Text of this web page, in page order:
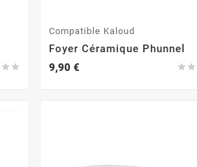
 
Compatible Kaloud
Foyer Céramique Phunnel
 
9,90 €